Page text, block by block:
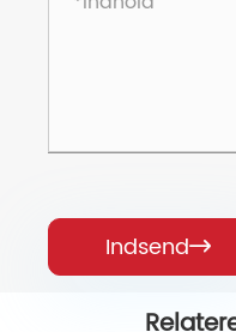
Indsend